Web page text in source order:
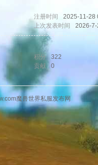
注册时间
2025-11-28
上次发表时间 2026-
积分
322
贡献 0
魔兽世界私服发布网